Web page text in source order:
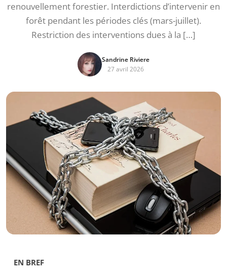
renouvellement forestier. Interdictions d’intervenir en
forêt pendant les périodes clés (mars-juillet).
Restriction des interventions dues à la […]
Sandrine Riviere
27 avril 2026
EN BREF